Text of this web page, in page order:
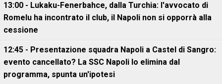
13:00 - Lukaku-Fenerbahce, dalla Turchia: l'avvocato di
Romelu ha incontrato il club, il Napoli non si opporrà alla
cessione
12:45 - Presentazione squadra Napoli a Castel di Sangro:
evento cancellato? La SSC Napoli lo elimina dal
programma, spunta un'ipotesi